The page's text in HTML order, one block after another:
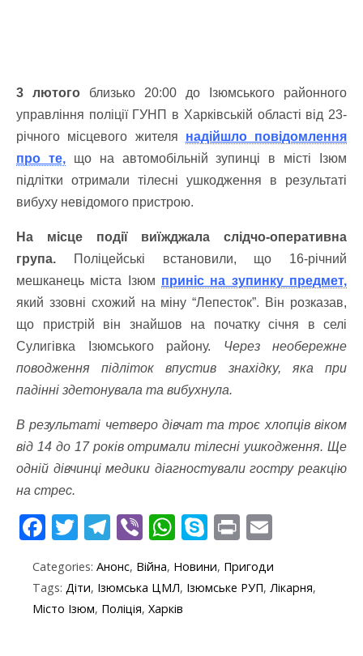
3 лютого близько 20:00 до Ізюмського районного
управління поліції ГУНП в Харківській області від 23-
річного місцевого жителя надійшло повідомлення
про те,що на автомобільній зупинці в місті Ізюм
підлітки отримали тілесні ушкодження в результаті
вибуху невідомого пристрою.
На місце події виїжджала слідчо-оперативна
група. Поліцейські встановили, що 16-річний
мешканець міста Ізюм приніс на зупинку предмет,
який ззовні схожий на міну “Лепесток”. Він розказав,
що пристрій він знайшов на початку січня в селі
Сулигівка Ізюмського району. Через необережне
поводження підліток впустив знахідку, яка при
падінні здетонувала та вибухнула.
В результаті четверо дівчат та троє хлопців віком
від 14 до 17 років отримали тілесні ушкодження. Ще
одній дівчинці медики діагностували гостру реакцію
на стрес.
F
e
b
T
itt
er
T
e
gr
Vi
b
er
W
at
s
S
y
Pr
t ai
Categories: Анонс, Війна, Новини, Пригоди
Tags: Діти, Ізюмська ЦМЛ, Ізюмське РУП, Лікарня,
Місто Ізюм, Поліція, Харків